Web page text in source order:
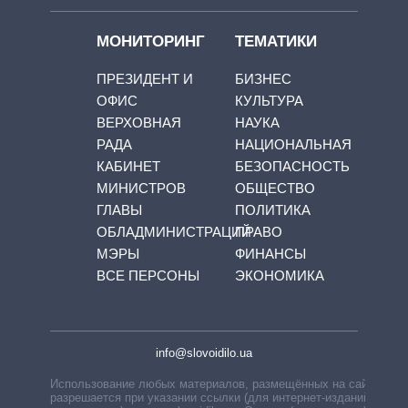
МОНИТОРИНГ
ПРЕЗИДЕНТ И
ОФИС
ВЕРХОВНАЯ
РАДА
КАБИНЕТ
МИНИСТРОВ
ГЛАВЫ
ОБЛАДМИНИСТРАЦИЙ
МЭРЫ
ВСЕ ПЕРСОНЫ
ТЕМАТИКИ
БИЗНЕС
КУЛЬТУРА
НАУКА
НАЦИОНАЛЬНАЯ
БЕЗОПАСНОСТЬ
ОБЩЕСТВО
ПОЛИТИКА
ПРАВО
ФИНАНСЫ
ЭКОНОМИКА
info@slovoidilo.ua
Использование любых материалов, размещённых на сайте,
разрешается при указании ссылки (для интернет-изданий —